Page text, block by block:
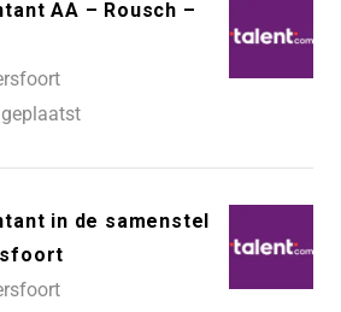
AA – Rousch –
in de samenstel